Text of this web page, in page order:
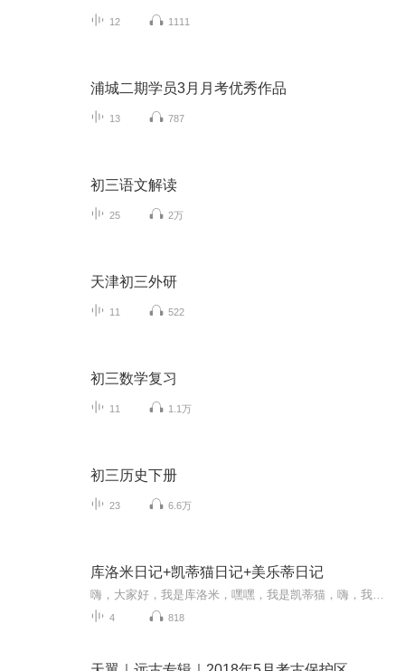
12 1111
浦城二期学员3月月考优秀作品
13 787
初三语文解读
25 2万
天津初三外研
11 522
初三数学复习
11 1.1万
初三历史下册
23 6.6万
库洛米日记+凯蒂猫日记+美乐蒂日记
4 818